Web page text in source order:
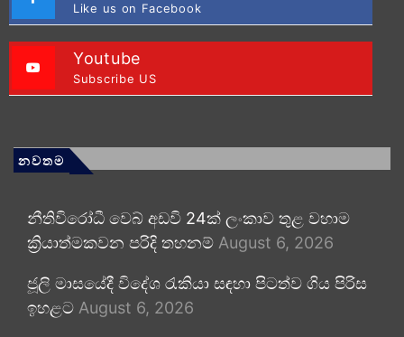
Like us on Facebook
Youtube
Subscribe US
නවතම
නීතිවිරෝධී වෙබ් අඩවි 24ක් ලංකාව තුළ වහාම
ක්‍රියාත්මකවන පරිදි තහනම් August 6, 2026
ජූලි මාසයේදී විදේශ රැකියා සඳහා පිටත්ව ගිය පිරිස
ඉහළට August 6, 2026